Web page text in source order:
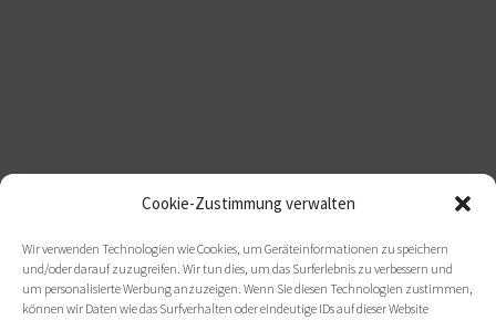
Cookie-Zustimmung verwalten
Wir verwenden Technologien wie Cookies, um Geräteinformationen zu speichern
und/oder darauf zuzugreifen. Wir tun dies, um das Surferlebnis zu verbessern und
um personalisierte Werbung anzuzeigen. Wenn Sie diesen Technologien zustimmen,
können wir Daten wie das Surfverhalten oder eindeutige IDs auf dieser Website